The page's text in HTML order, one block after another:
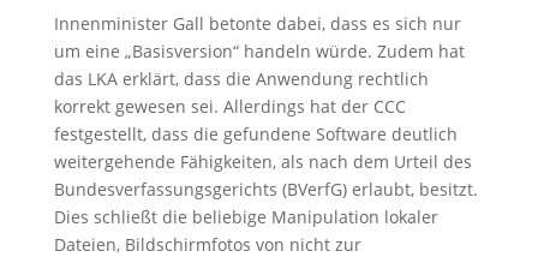
Innenminister Gall betonte dabei, dass es sich nur
um eine „Basisversion“ handeln würde. Zudem hat
das LKA erklärt, dass die Anwendung rechtlich
korrekt gewesen sei. Allerdings hat der CCC
festgestellt, dass die gefundene Software deutlich
weitergehende Fähigkeiten, als nach dem Urteil des
Bundesverfassungsgerichts (BVerfG) erlaubt, besitzt.
Dies schließt die beliebige Manipulation lokaler
Dateien, Bildschirmfotos von nicht zur